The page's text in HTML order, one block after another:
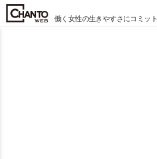
働く女性の生きやすさにコミット